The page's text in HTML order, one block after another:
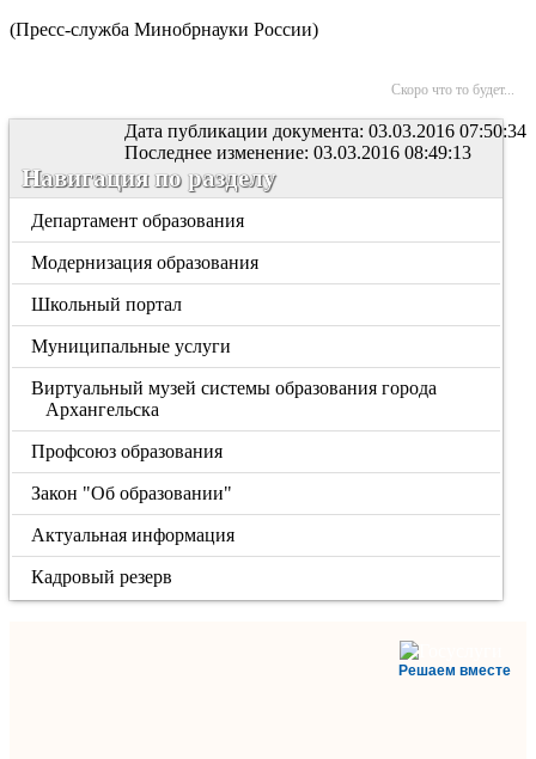
(Пресс-служба Минобрнауки России)
Скоро что то будет...
Дата публикации документа: 03.03.2016 07:50:34
Последнее изменение: 03.03.2016 08:49:13
Навигация по разделу
Департамент образования
Модернизация образования
Школьный портал
Муниципальные услуги
Виртуальный музей системы образования города
Архангельска
Профсоюз образования
Закон "Об образовании"
Актуальная информация
Кадровый резерв
Решаем вместе